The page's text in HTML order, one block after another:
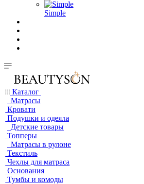
Simple
Каталог
Матрасы
Кровати
Подушки и одеяла
Детские товары
Топперы
Матрасы в рулоне
Текстиль
Чехлы для матраса
Основания
Тумбы и комоды